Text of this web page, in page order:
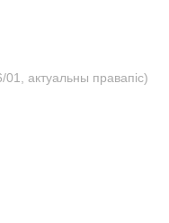
актуальны правапіс)